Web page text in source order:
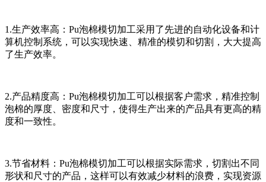
1.生产效率高：Pu泡棉模切加工采用了先进的自动化设备和计
算机控制系统，可以实现快速、精准的模切和切割，大大提高
了生产效率。
2.产品精度高：Pu泡棉模切加工可以根据客户需求，精准控制
泡棉的厚度、密度和尺寸，使得生产出来的产品具有更高的精
度和一致性。
3.节省材料：Pu泡棉模切加工可以根据实际需求，切割出不同
形状和尺寸的产品，这样可以有效减少材料的浪费，实现资源